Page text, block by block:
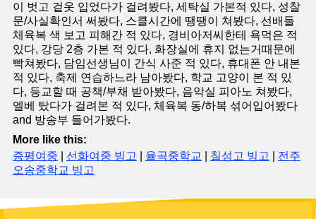
이 벗고 겉옷 입었다가 걸려봤다, 세탁실 가본적 있다, 성찰
문/사실확인서 써봤다, 스클시간에 땡땡이 쳐봤다, 선배들
체육복 색 보고 피해간 적 있다, 경비아저씨한테 욕먹은 적
있다, 강당 2층 가본 적 있다, 화장실에 휴지 없는거때문에
빡쳐봤다, 담임선생님이 간식 사준 적 있다, 휴대폰 안 내본
적 있다, 축제 연습하느라 남아봤다, 학교 고양이 본 적 있
다, 등교할 때 공책/부채 받아봤다, 음악실 피아노 쳐봤다,
엘베 탔다가 걸려본 적 있다, 체육복 동/하복 섞어입어봤다
and 방송부 들어가봤다.
More like this:
증평여중
선화여중 빙고 율곡중학교 칠성고 빙고
전주
오송중학교 빙고